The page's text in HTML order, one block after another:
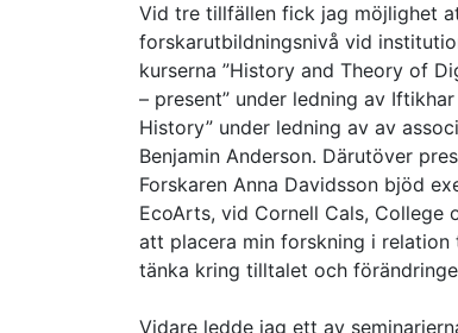
Vid tre tillfällen fick jag möjlighet
forskarutbildningsnivå vid
kurserna ”History and Theory of
– present” under ledning av
History” under ledning av av
Benjamin Anderson. Därutöver
Forskaren Anna Davidsson bjöd
EcoArts, vid Cornell Cals, College
att placera min forskning i
tänka kring tilltalet och
Vidare ledde jag ett av